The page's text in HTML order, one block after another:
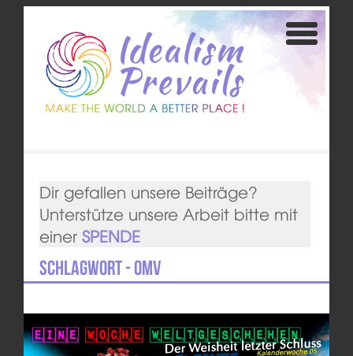
Dir gefallen unsere Beiträge?
Unterstütze unsere Arbeit bitte mit
einer SPENDE
Schlagwort - OMV